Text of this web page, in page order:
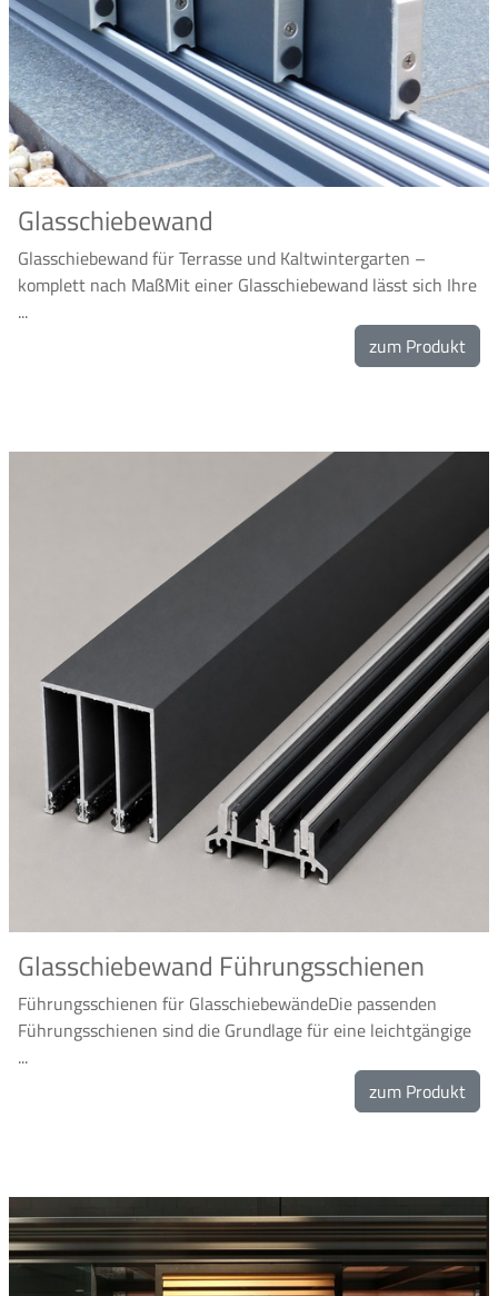
Glasschiebewand
Glasschiebewand für Terrasse und Kaltwintergarten –
komplett nach MaßMit einer Glasschiebewand lässt sich Ihre
...
zum Produkt
Glasschiebewand Führungsschienen
Führungsschienen für GlasschiebewändeDie passenden
Führungsschienen sind die Grundlage für eine leichtgängige
...
zum Produkt